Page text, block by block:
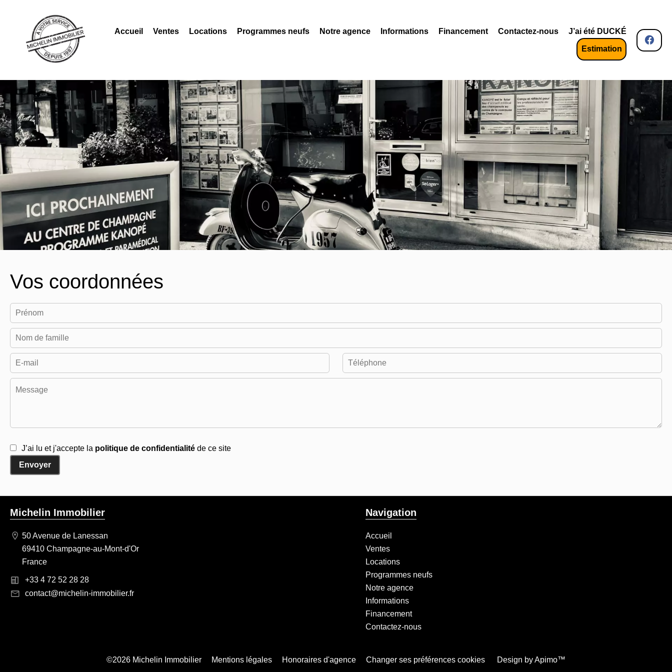
Accueil Ventes Locations Programmes neufs Notre agence Informations Financement Contactez-nous J’ai été DUCKÉ
Estimation
Vos coordonnées
J’ai lu et j'accepte la politique de confidentialité de ce site
Envoyer
Michelin Immobilier
50 Avenue de Lanessan
69410 Champagne-au-Mont-d'Or
France
+33 4 72 52 28 28
contact@michelin-immobilier.fr
Navigation
Accueil
Ventes
Locations
Programmes neufs
Notre agence
Informations
Financement
Contactez-nous
©2026 Michelin Immobilier Mentions légales Honoraires d'agence Changer ses préférences cookies Design byApimo™